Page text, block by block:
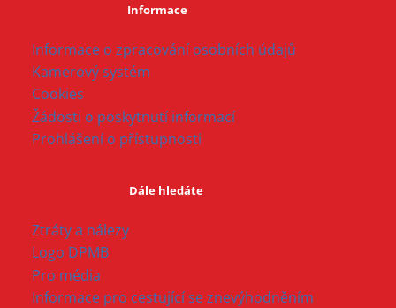
Informace
Informace o zpracování osobních údajů
Kamerový systém
Cookies
Žádosti o poskytnutí informací
Prohlášení o přístupnosti
Dále hledáte
Ztráty a nálezy
Logo DPMB
Pro média
Informace pro cestující se znevýhodněním